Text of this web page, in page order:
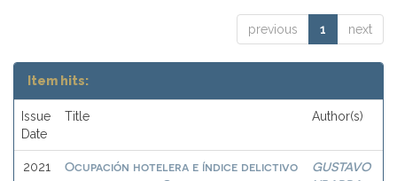
previous 1 next
Item hits:
Issue
Date
Title Author(s)
2021
Ocupación hotelera e índice delictivo
GUSTAVO